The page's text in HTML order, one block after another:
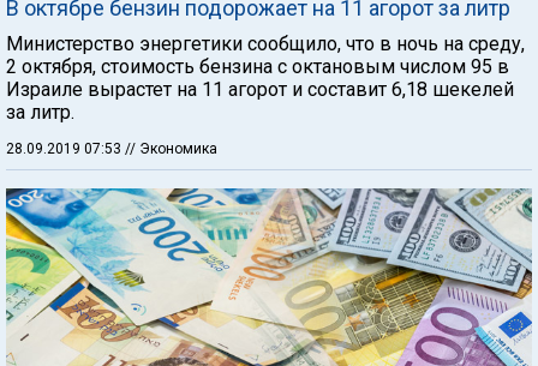
В октябре бензин подорожает на 11 агорот за литр
Министерство энергетики сообщило, что в ночь на среду,
2 октября, стоимость бензина с октановым числом 95 в
Израиле вырастет на 11 агорот и составит 6,18 шекелей
за литр.
28.09.2019 07:53 // Экономика